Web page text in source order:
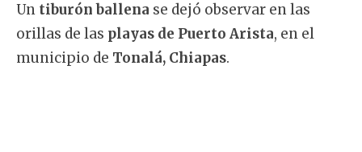
Un tiburón ballena se dejó observar en las
orillas de las playas de Puerto Arista, en el
municipio de Tonalá, Chiapas.